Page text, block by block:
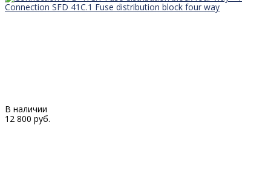
Connection SFD 41C.1 Fuse distribution block four way
В наличии
12 800 руб.